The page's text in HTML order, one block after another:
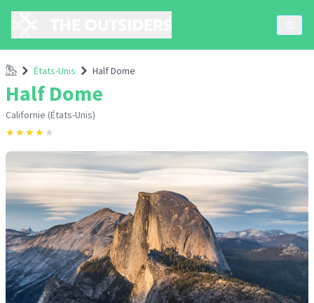
AccueilÉtats-Unis Half Dome
Half Dome
Californie (États-Unis)
★★★★ ★